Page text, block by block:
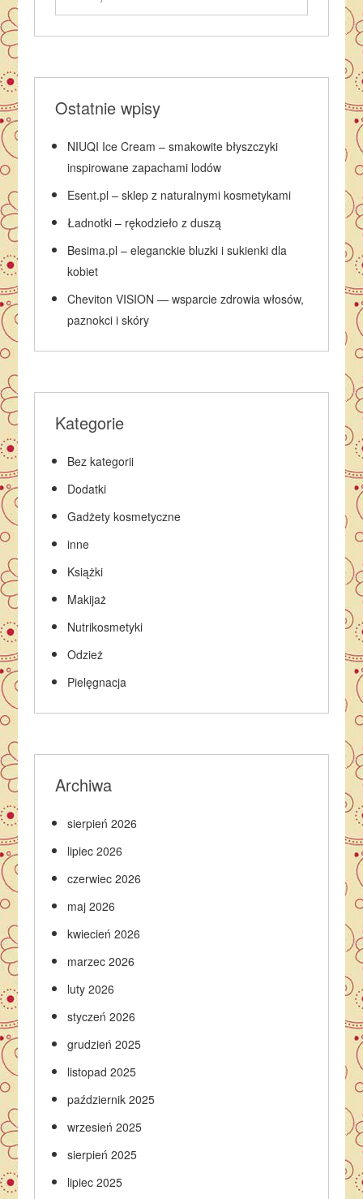
Ostatnie wpisy
NIUQI Ice Cream – smakowite błyszczyki
inspirowane zapachami lodów
Esent.pl – sklep z naturalnymi kosmetykami
Ładnotki – rękodzieło z duszą
Besima.pl – eleganckie bluzki i sukienki dla
kobiet
Cheviton VISION — wsparcie zdrowia włosów,
paznokci i skóry
Kategorie
Bez kategorii
Dodatki
Gadżety kosmetyczne
inne
Książki
Makijaż
Nutrikosmetyki
Odzież
Pielęgnacja
Archiwa
sierpień 2026
lipiec 2026
czerwiec 2026
maj 2026
kwiecień 2026
marzec 2026
luty 2026
styczeń 2026
grudzień 2025
listopad 2025
październik 2025
wrzesień 2025
sierpień 2025
lipiec 2025